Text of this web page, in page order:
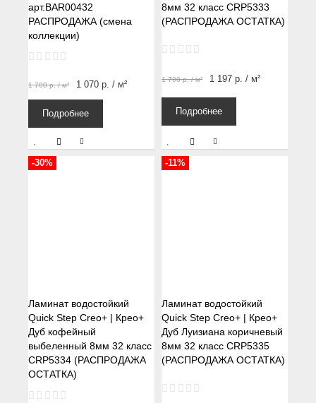
арт.BAR00432
РАСПРОДАЖА (смена
коллекции)
1 700р./ м² 1 070 р. / м²
Подробнее
8мм 32 класс CRP5333
(РАСПРОДАЖА ОСТАТКА)
1 700р./ м² 1 197 р. / м²
Подробнее
Ламинат водостойкий
Quick Step Creo+ | Крео+
Дуб кофейный
выбеленный 8мм 32 класс
CRP5334 (РАСПРОДАЖА
ОСТАТКА)
-30%
Ламинат водостойкий
Quick Step Creo+ | Крео+
Дуб Луизиана коричневый
8мм 32 класс CRP5335
(РАСПРОДАЖА ОСТАТКА)
-11%